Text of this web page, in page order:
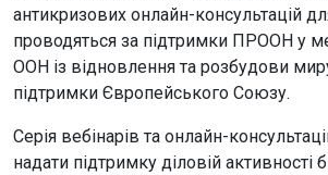
антикризових онлайн-консультацій
проводяться за підтримки ПРООН у
ООН із відновлення та розбудови
підтримки Європейського Союзу.
Серія вебінарів та онлайн-
надати підтримку діловій активності